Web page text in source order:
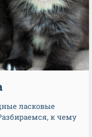
ласковые
к чему